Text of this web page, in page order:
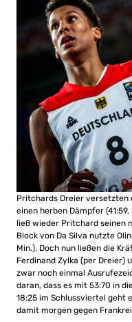
Pritchards Dreier versetzten
einen herben Dämpfer
ließ wieder Pritchard seinen
Block von Da Silva nutzte
Min.). Doch nun ließen die
Ferdinand Zylka (per Dreier)
zwar noch einmal
daran, dass es mit 53:70 in
18:25 im Schlussviertel geht
damit morgen gegen